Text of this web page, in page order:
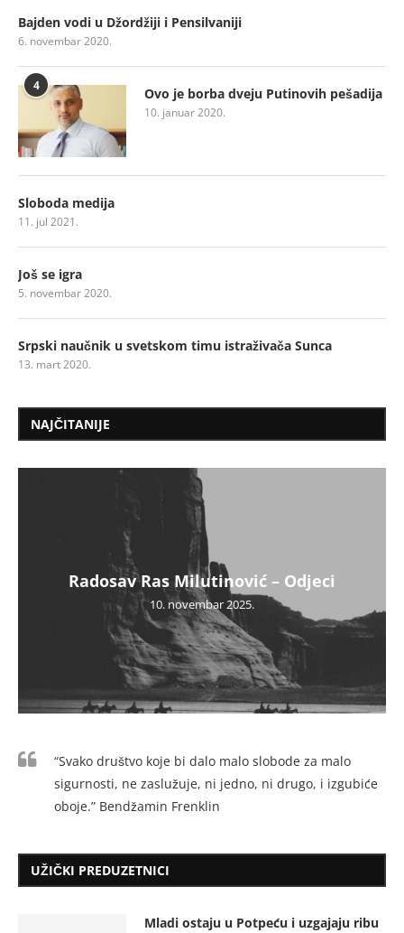
Bajden vodi u Džordžiji i Pensilvaniji
6. novembar 2020.
4 Ovo je borba dveju Putinovih pešadija
10. januar 2020.
Sloboda medija
11. jul 2021.
Još se igra
5. novembar 2020.
Srpski naučnik u svetskom timu istraživača Sunca
13. mart 2020.
NAJČITANIJE
Radosav Ras Milutinović – Odjeci
10. novembar 2025.
“Svako društvo koje bi dalo malo slobode za malo
sigurnosti, ne zaslužuje, ni jedno, ni drugo, i izgubiće
oboje.” Bendžamin Frenklin
UŽIČKI PREDUZETNICI
Mladi ostaju u Potpeću i uzgajaju ribu